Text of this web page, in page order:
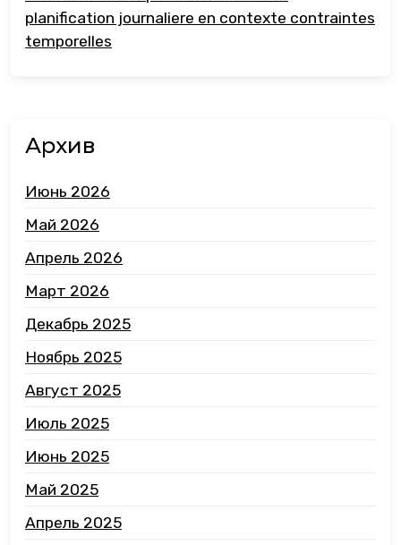
planification journaliere en contexte contraintes
temporelles
Архив
Июнь 2026
Май 2026
Апрель 2026
Март 2026
Декабрь 2025
Ноябрь 2025
Август 2025
Июль 2025
Июнь 2025
Май 2025
Апрель 2025